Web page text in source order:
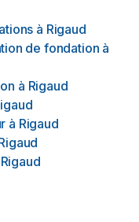
à Rigaud
de fondation à
à Rigaud
à Rigaud
Rigaud